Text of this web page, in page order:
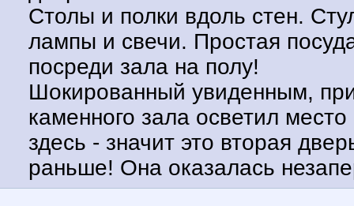
Столы и полки вдоль стен.
лампы и свечи. Простая
посреди зала на полу!
Шокированный увиденным,
каменного зала осветил
здесь - значит это вторая
раньше! Она оказалась
открыл эту дверь с той